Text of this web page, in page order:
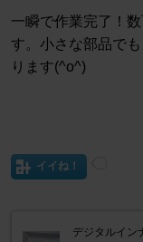
一瞬で作業完了！
す。小さな部品で
ります(^o^)
イイね！
デジタルイ